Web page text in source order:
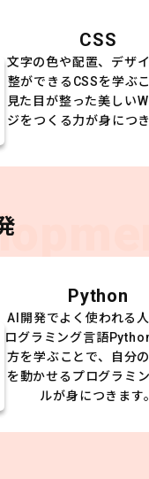
CSS
文字の色や配置、デザ
整ができるCSSを学ぶ
見た目が整った美しい
ジをつくる力が身につ
Python
AI開発でよく使われる
ログラミング言語
方を学ぶことで、自分
を動かせるプログラミ
ルが身につきます